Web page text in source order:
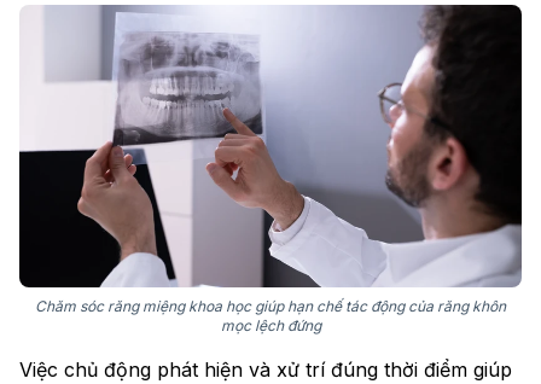
Chăm sóc răng miệng khoa học giúp hạn chế tác động của răng khôn
mọc lệch đứng
Việc chủ động phát hiện và xử trí đúng thời điểm giúp